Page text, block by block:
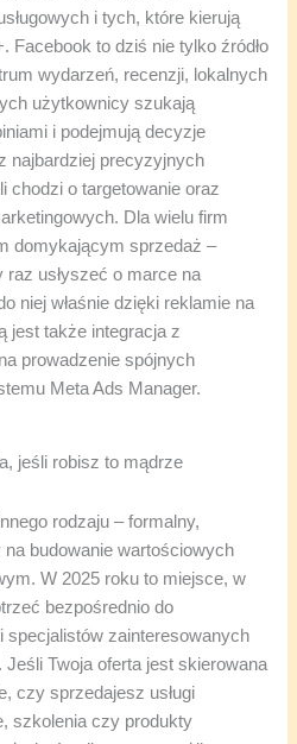
i tych, które kierują
Facebook to dziś nie tylko źródło
wydarzeń, recenzji, lokalnych
użytkownicy szukają
i podejmują decyzje
najbardziej precyzyjnych
chodzi o targetowanie oraz
Dla wielu firm
domykającym sprzedaż –
usłyszeć o marce na
niej właśnie dzięki reklamie na
jest także integracja z
prowadzenie spójnych
Meta Ads Manager.
jeśli robisz to mądrze
rodzaju – formalny,
budowanie wartościowych
W 2025 roku to miejsce, w
bezpośrednio do
specjalistów zainteresowanych
Twoja oferta jest skierowana
czy sprzedajesz usługi
szkolenia czy produkty